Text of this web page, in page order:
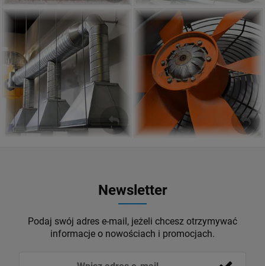
Wentylator Kominowy Wirnik Osiowy
ZOBACZ
Newsletter
Podaj swój adres e-mail, jeżeli chcesz otrzymywać
informacje o nowościach i promocjach.